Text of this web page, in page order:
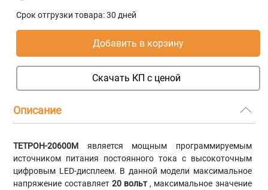
Срок отгрузки товара:30 дней
Добавить в корзину
Скачать КП с ценой
Описание
ТЕТРОН-20600М является мощным программируемым
источником питания постоянного тока с высокоточным
цифровым LED-дисплеем. В данной модели максимальное
напряжение составляет 20 вольт , максимальное значение